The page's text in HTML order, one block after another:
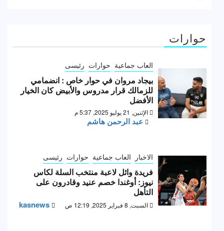
حوارات
العاب جماعية حوارات رئيسى
بيجاد مروان في حوار خاص : انضمامي
للزمالك قرار مدروس والأبيض كان الخيار
الأفضل
الإثنين, 21 يوليو 2025, 5:37 م
عبد الرحمن هاشم
الاخبار العاب جماعية حوارات رئيسى
فريدة وائل لاعبة منتخب السلة لكاس
نيوز: أوغندا خصم عنيد وقادرون على
التأهل
السبت, 8 فبراير 2025, 12:19 ص kasnews